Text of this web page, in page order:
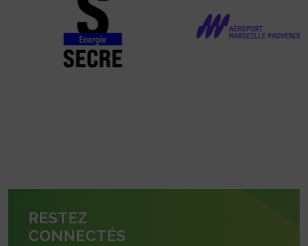
RESTEZ
CONNECTÉS